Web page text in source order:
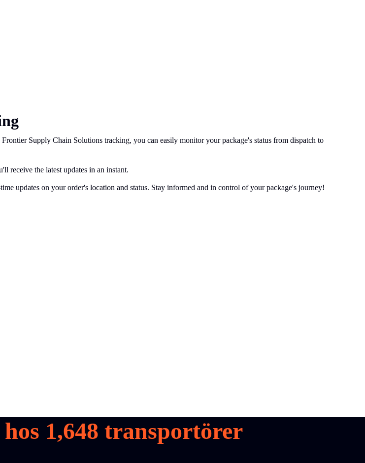
Supply Chain Solutions tracking, you can easily monitor your package's status from dispatch to
receive the latest updates in an instant.
updates on your order's location and status. Stay informed and in control of your package's journey!
1,648 transportörer